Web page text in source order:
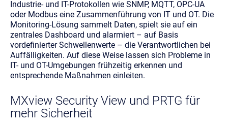
Industrie- und IT-Protokollen wie SNMP, MQTT, OPC-UA
oder Modbus eine Zusammenführung von IT und OT. Die
Monitoring-Lösung sammelt Daten, spielt sie auf ein
zentrales Dashboard und alarmiert – auf Basis
vordefinierter Schwellenwerte – die Verantwortlichen bei
Auffälligkeiten. Auf diese Weise lassen sich Probleme in
IT- und OT-Umgebungen frühzeitig erkennen und
entsprechende Maßnahmen einleiten.
MXview Security View und PRTG für
mehr Sicherheit